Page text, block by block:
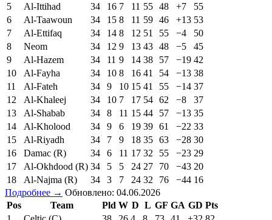
5
Al-Ittihad 34 16 7 11 55 48 +7
55
6
Al-Taawoun 34 15 8 11 59 46 +13 53
7
Al-Ettifaq 34 14 8 12 51 55 −4
50
8
Neom 34 12 9 13 43 48 −5
45
9
Al-Hazem 34 11 9 14 38 57 −19 42
10
Al-Fayha 34 10 8 16 41 54 −13 38
11
Al-Fateh 34 9 10 15 41 55 −14 37
12
Al-Khaleej 34 10 7 17 54 62 −8
37
13
Al-Shabab 34 8 11 15 44 57 −13 35
14
Al-Kholood 34 9 6 19 39 61 −22 33
15
Al-Riyadh 34 7 9 18 35 63 −28 30
16
Damac (R) 34 6 11 17 32 55 −23 29
17
Al-Okhdood (R) 34 5 5 24 27 70 −43 20
18
Al-Najma (R) 34 3 7 24 32 76 −44 16
Подробнее → Обновлено: 04.06.2026
Pos
Team Pld W D L GF GA GD Pts